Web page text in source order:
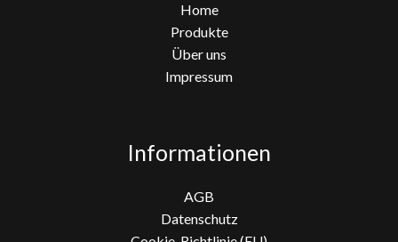
Home
Produkte
Über uns
Impressum
Informationen
AGB
Datenschutz